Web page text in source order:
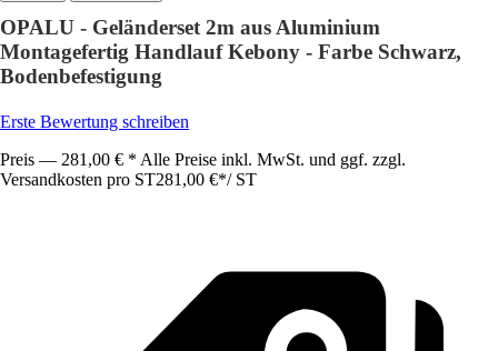
OPALU - Geländerset 2m aus Aluminium
Montagefertig Handlauf Kebony - Farbe Schwarz,
Bodenbefestigung
Erste Bewertung schreiben
Preis — 281,00 € * Alle Preise inkl. MwSt. und ggf. zzgl.
Versandkosten pro ST281,00 €*/ ST